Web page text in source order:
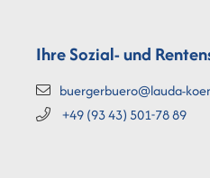
Ihre Sozial- und
buergerbuero@lauda-
+49 (9343) 501-7889